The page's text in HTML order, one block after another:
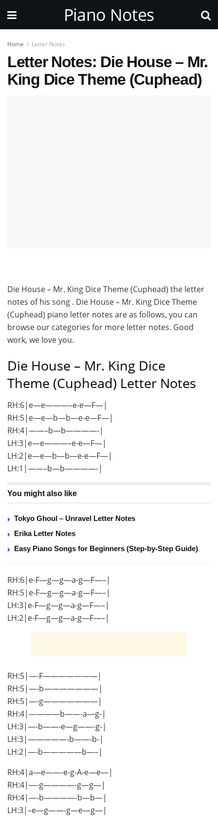
Piano Notes
Home Letter Notes
Letter Notes: Die House – Mr.
King Dice Theme (Cuphead)
Die House – Mr. King Dice Theme (Cuphead) the letter
notes of his song . Die House – Mr. King Dice Theme
(Cuphead) piano letter notes are as follows, you can
browse our categories for more letter notes. Good
work, we love you.
Die House – Mr. King Dice
Theme (Cuphead) Letter Notes
RH:6|e—e———–e-e—F—|
RH:5|e—e—b—b—e-e—F—|
RH:4|——–b—b————-|
LH:3|e—e———–e-e—F—|
LH:2|e—e—b—b—e-e—F—|
LH:1|——–b—b————-|
You might also like
Tokyo Ghoul – Unravel Letter Notes
Erika Letter Notes
Easy Piano Songs for Beginners (Step-by-Step Guide)
RH:6|e-F—g—g—a-g—F—–|
RH:5|e-F—g—g—a-g—F—–|
LH:3|e-F—g—g—a-g—F—–|
LH:2|e-F—g—g—a-g—F—–|
RH:5|—-F———————|
RH:5|—-b———————|
RH:5|—-g———————|
RH:4|————b——-a—g-|
LH:3|—-b——-e—g——-g-|
LH:3|—————-b——-b-|
LH:2|—-b—————b—–|
RH:4|a—e——-e-g-A-e—e—|
RH:4|—-g————-g—g—|
RH:4|—-b————-b—b—|
LH:3|–e—g——-g—e—g—|